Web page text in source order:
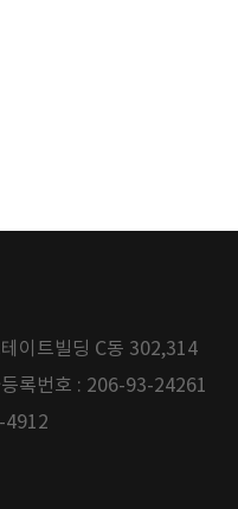
이트빌딩 C동 302,314
번호 : 206-93-24261
4912